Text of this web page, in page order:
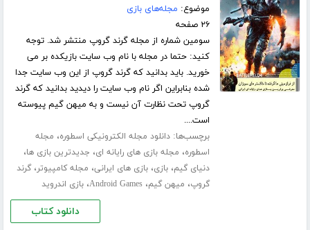
موضوع: مجله‌های بازی
۲۶ صفحه
سومین شماره از مجله گرند گروپ منتشر شد. توجه
کنید: حتما در مجله با نام وب سایت بازیکده بر می
خورید. باید بدانید که گرند گروپ از این وب سایت جدا
شده بنابراین اگر نام وب سایت را دیدید بدانید که گرند
گروپ تحت نظارت آن نیست و به میهن گیم پیوسته
است....
برچسب‌ها:دانلود مجله الکترونیکی اسطوره، مجله
اسطوره، مجله بازی های رایانه ای، جدیدترین بازی ها،
دنیای گیم،بازی،بازی های ایرانی، مجله کامپیوتر،گرند
گروپ، میهن گیم،Android Games،بازی اندروید
دانلود کتاب